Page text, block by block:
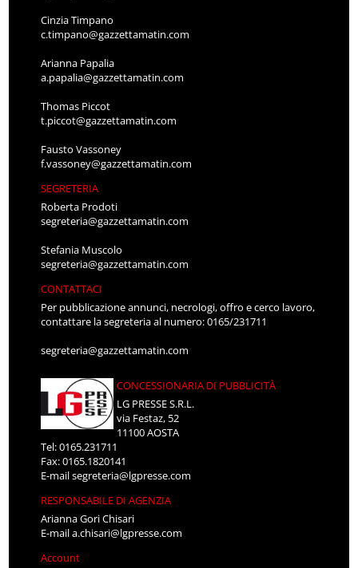
Cinzia Timpano
c.timpano@gazzettamatin.com
Arianna Papalia
a.papalia@gazzettamatin.com
Thomas Piccot
t.piccot@gazzettamatin.com
Fausto Vassoney
f.vassoney@gazzettamatin.com
SEGRETERIA
Roberta Prodoti
segreteria@gazzettamatin.com
Stefania Muscolo
segreteria@gazzettamatin.com
CONTATTACI
Per pubblicazione annunci, necrologi, offro e cerco lavoro,
contattare la segreteria al numero: 0165/231711
segreteria@gazzettamatin.com
CONCESSIONARIA DI PUBBLICITÀ
LG PRESSE S.R.L.
via Festaz, 52
11100 AOSTA
Tel: 0165.231711
Fax: 0165.1820141
E-mailsegreteria@lgpresse.com
RESPONSABILE DI AGENZIA
Arianna Gori Chisari
E-maila.chisari@lgpresse.com
Account